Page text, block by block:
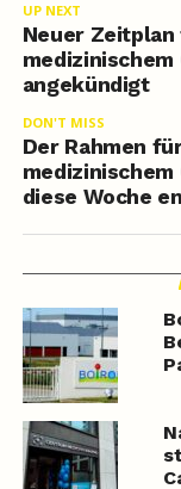
UP NEXT
Neuer
medizinischem
angekündigt
DON'T MISS
Der Rahmen
diese Woche